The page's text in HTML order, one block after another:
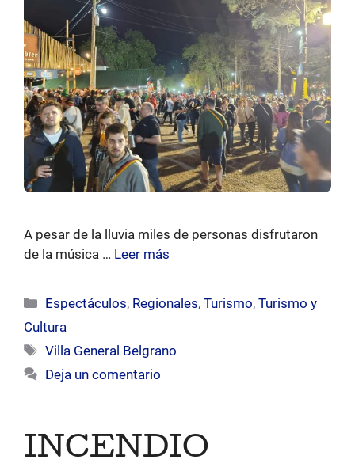
A pesar de la lluvia miles de personas disfrutaron
de la música … Leer más
Categorías
Espectáculos, Regionales,Turismo,Turismo y
Cultura
Etiquetas
Villa General Belgrano
Deja un comentario
INCENDIO